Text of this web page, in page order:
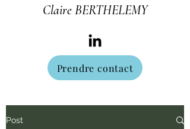
Claire BERTHELEMY
Prendre contact
Post